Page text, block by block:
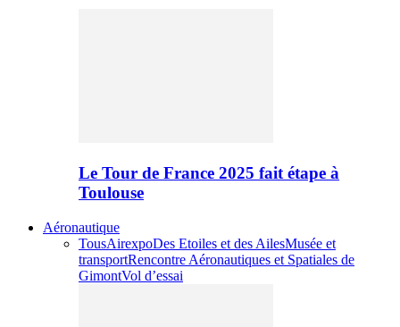
Le Tour de France 2025 fait étape à
Toulouse
Aéronautique
TousAirexpoDes Etoiles et des AilesMusée et
transportRencontre Aéronautiques et Spatiales de
GimontVol d’essai